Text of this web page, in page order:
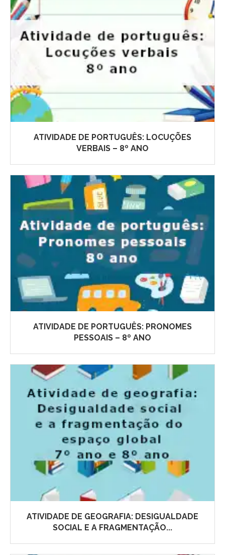
ATIVIDADE DE PORTUGUÊS: LOCUÇÕES
VERBAIS – 8º ANO
ATIVIDADE DE PORTUGUÊS: PRONOMES
PESSOAIS – 8º ANO
ATIVIDADE DE GEOGRAFIA: DESIGUALDADE
SOCIAL E A FRAGMENTAÇÃO...